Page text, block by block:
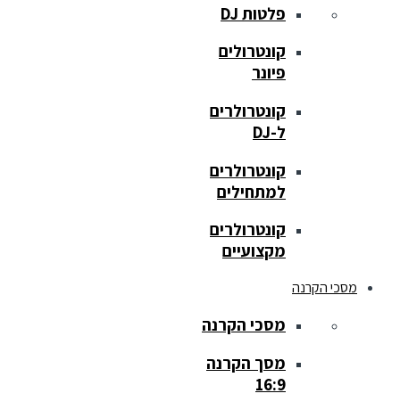
פלטות DJ
קונטרולים
פיונר
קונטרולרים
ל-DJ
קונטרולרים
למתחילים
קונטרולרים
מקצועיים
מסכי הקרנה
מסכי הקרנה
מסך הקרנה
16:9